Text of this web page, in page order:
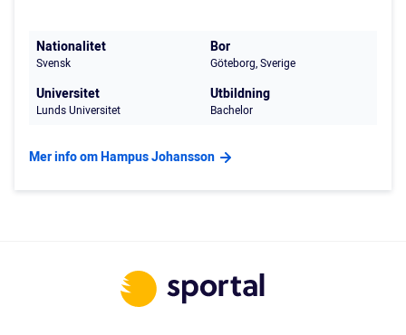
Nationalitet
Svensk
Bor
Göteborg, Sverige
Universitet
Lunds Universitet
Utbildning
Bachelor
Mer info om Hampus Johansson